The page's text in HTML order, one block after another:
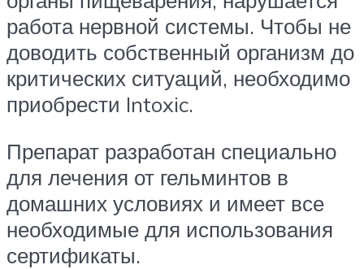
работа нервной системы. Чтобы не
доводить собственный организм до
критических ситуаций, необходимо
приобрести Intoxic.
Препарат разработан специально
для лечения от гельминтов в
домашних условиях и имеет все
необходимые для использования
сертификаты.